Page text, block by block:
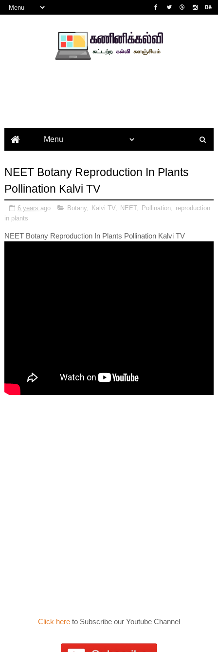
NEET Botany Reproduction In Plants
Pollination Kalvi TV
6 years ago Botany, Kalvi TV, NEET, Pollination,
reproduction
in plants
NEET Botany Reproduction In Plants Pollination Kalvi TV
Click here to Subscribe our Youtube Channel